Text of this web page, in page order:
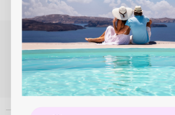
POTREBNA VAM JE POMOĆ OKO
KUPOVINE?
(Pon-Pet 8.00 - 17.00)
0800 420000